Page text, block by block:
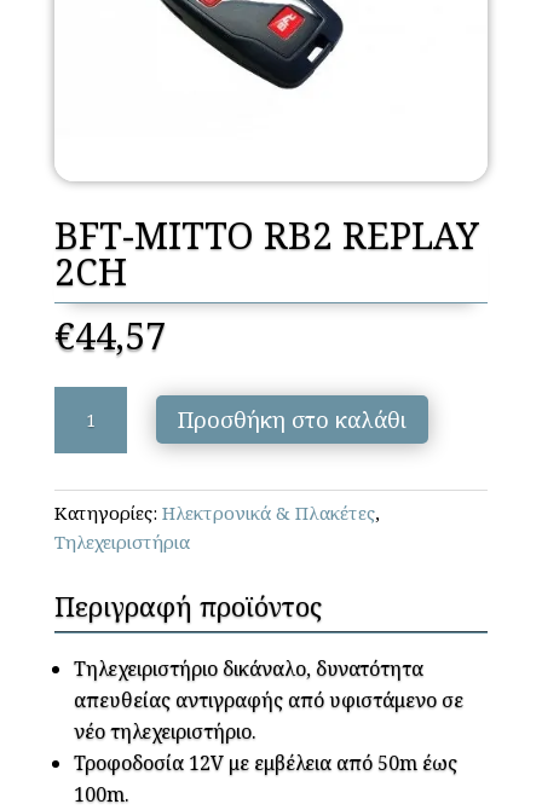
BFT-MITTO RB2 REPLAY
2CH
€44,57
MITTO
RB2
REPLAY
2CH
ποσότητα
Προσθήκη στο καλάθι
Κατηγορίες: Ηλεκτρονικά & Πλακέτες,
Τηλεχειριστήρια
Περιγραφή προϊόντος
Τηλεχειριστήριο δικάναλο, δυνατότητα
απευθείας αντιγραφής από υφιστάμενο σε
νέο τηλεχειριστήριο.
Τροφοδοσία 12V με εμβέλεια από 50m έως
100m.